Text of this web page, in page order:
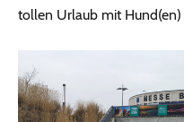
tollen Urlaub mit